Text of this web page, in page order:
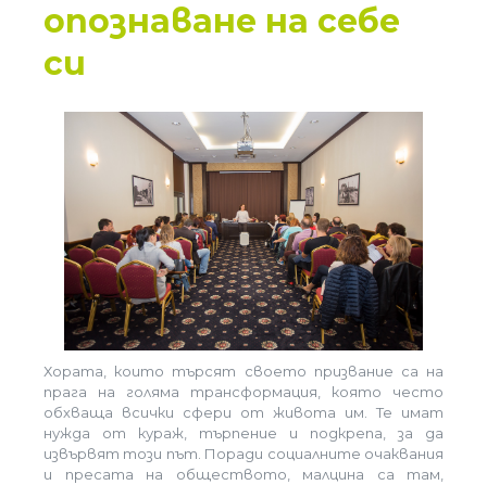
опознаване на себе
си
Хората, които търсят своето призвание са на
прага на голяма трансформация, която често
обхваща всички сфери от живота им. Те имат
нужда от кураж, търпение и подкрепа, за да
извървят този път. Поради социалните очаквания
и пресата на обществото, малцина са там,